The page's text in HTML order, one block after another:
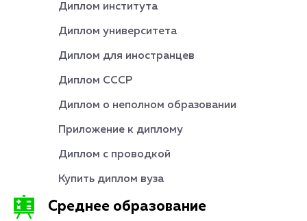
Диплом института
Диплом университета
Диплом для иностранцев
Диплом СССР
Диплом о неполном образовании
Приложение к диплому
Диплом с проводкой
Купить диплом вуза
Среднее образование